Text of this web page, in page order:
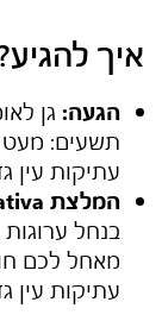
איך
הגעה: גן
תשעים: מעט
עתיקות עין
המלצת Nativa:
מאחל לכם
עתיקות עין